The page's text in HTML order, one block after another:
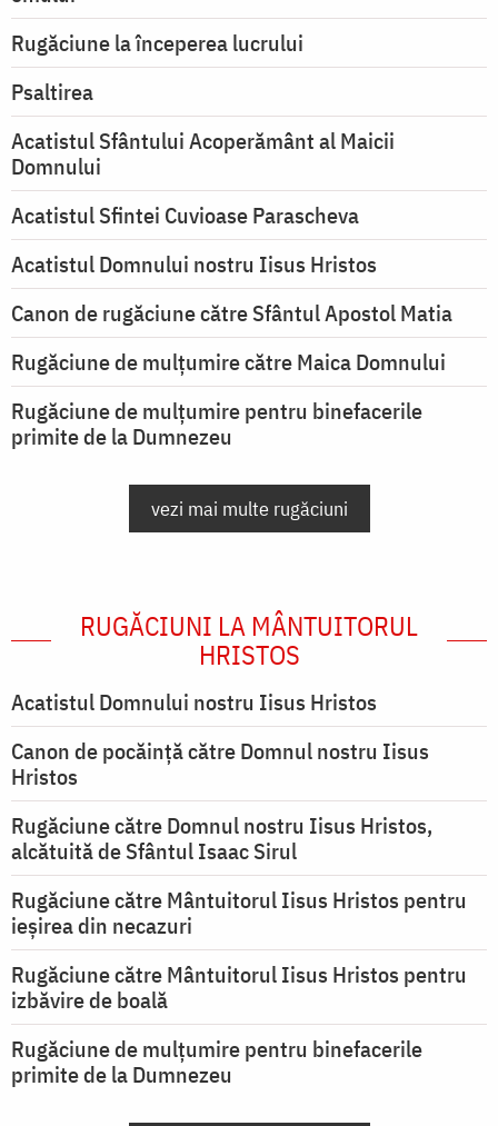
Rugăciune la începerea lucrului
Psaltirea
Acatistul Sfântului Acoperământ al Maicii
Domnului
Acatistul Sfintei Cuvioase Parascheva
Acatistul Domnului nostru Iisus Hristos
Canon de rugăciune către Sfântul Apostol Matia
Rugăciune de mulţumire către Maica Domnului
Rugăciune de mulțumire pentru binefacerile
primite de la Dumnezeu
vezi mai multe rugăciuni
RUGĂCIUNI LA MÂNTUITORUL
HRISTOS
Acatistul Domnului nostru Iisus Hristos
Canon de pocăință către Domnul nostru Iisus
Hristos
Rugăciune către Domnul nostru Iisus Hristos,
alcătuită de Sfântul Isaac Sirul
Rugăciune către Mântuitorul Iisus Hristos pentru
ieşirea din necazuri
Rugăciune către Mântuitorul Iisus Hristos pentru
izbăvire de boală
Rugăciune de mulțumire pentru binefacerile
primite de la Dumnezeu